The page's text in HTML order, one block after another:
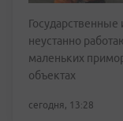
Государственные
неустанно
маленьких
объектах
сегодня, 13:28